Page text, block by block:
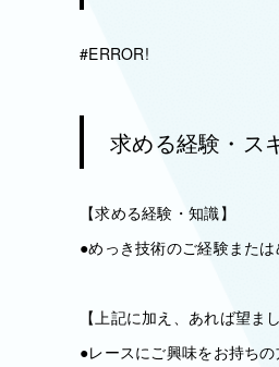
#ERROR!
求める経験・ス
【求める経験・知識】
●めっき技術のご経験また
【上記に加え、あれば望ま
●レースにご興味をお持ち